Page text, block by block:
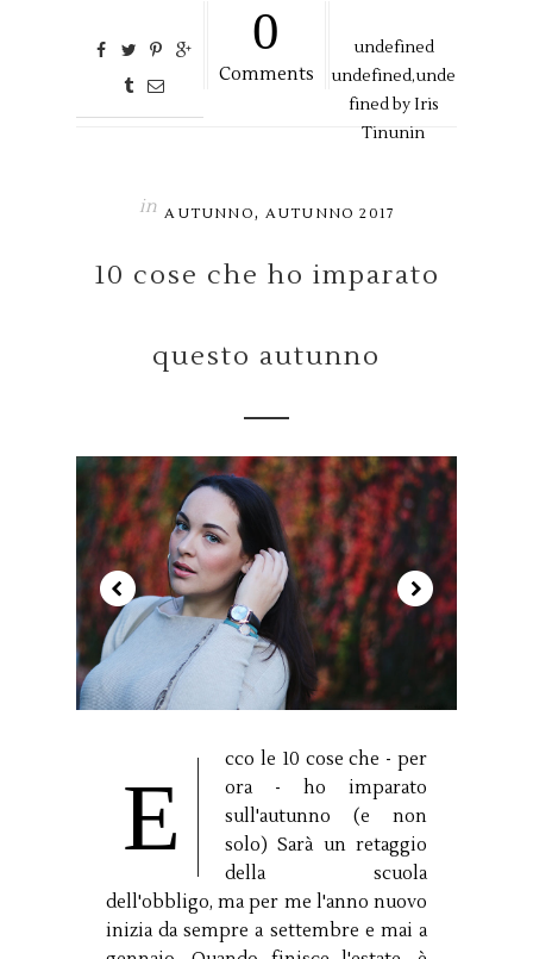
0
Comments
undefined
undefined,unde
fined byIris
Tinunin
in AUTUNNO, AUTUNNO 2017
10 cose che ho imparato
questo autunno
E
cco le 10 cose che - per
ora - ho imparato
sull'autunno (e non
solo) Sarà un retaggio
della scuola
dell'obbligo, ma per me l'anno nuovo
inizia da sempre a settembre e mai a